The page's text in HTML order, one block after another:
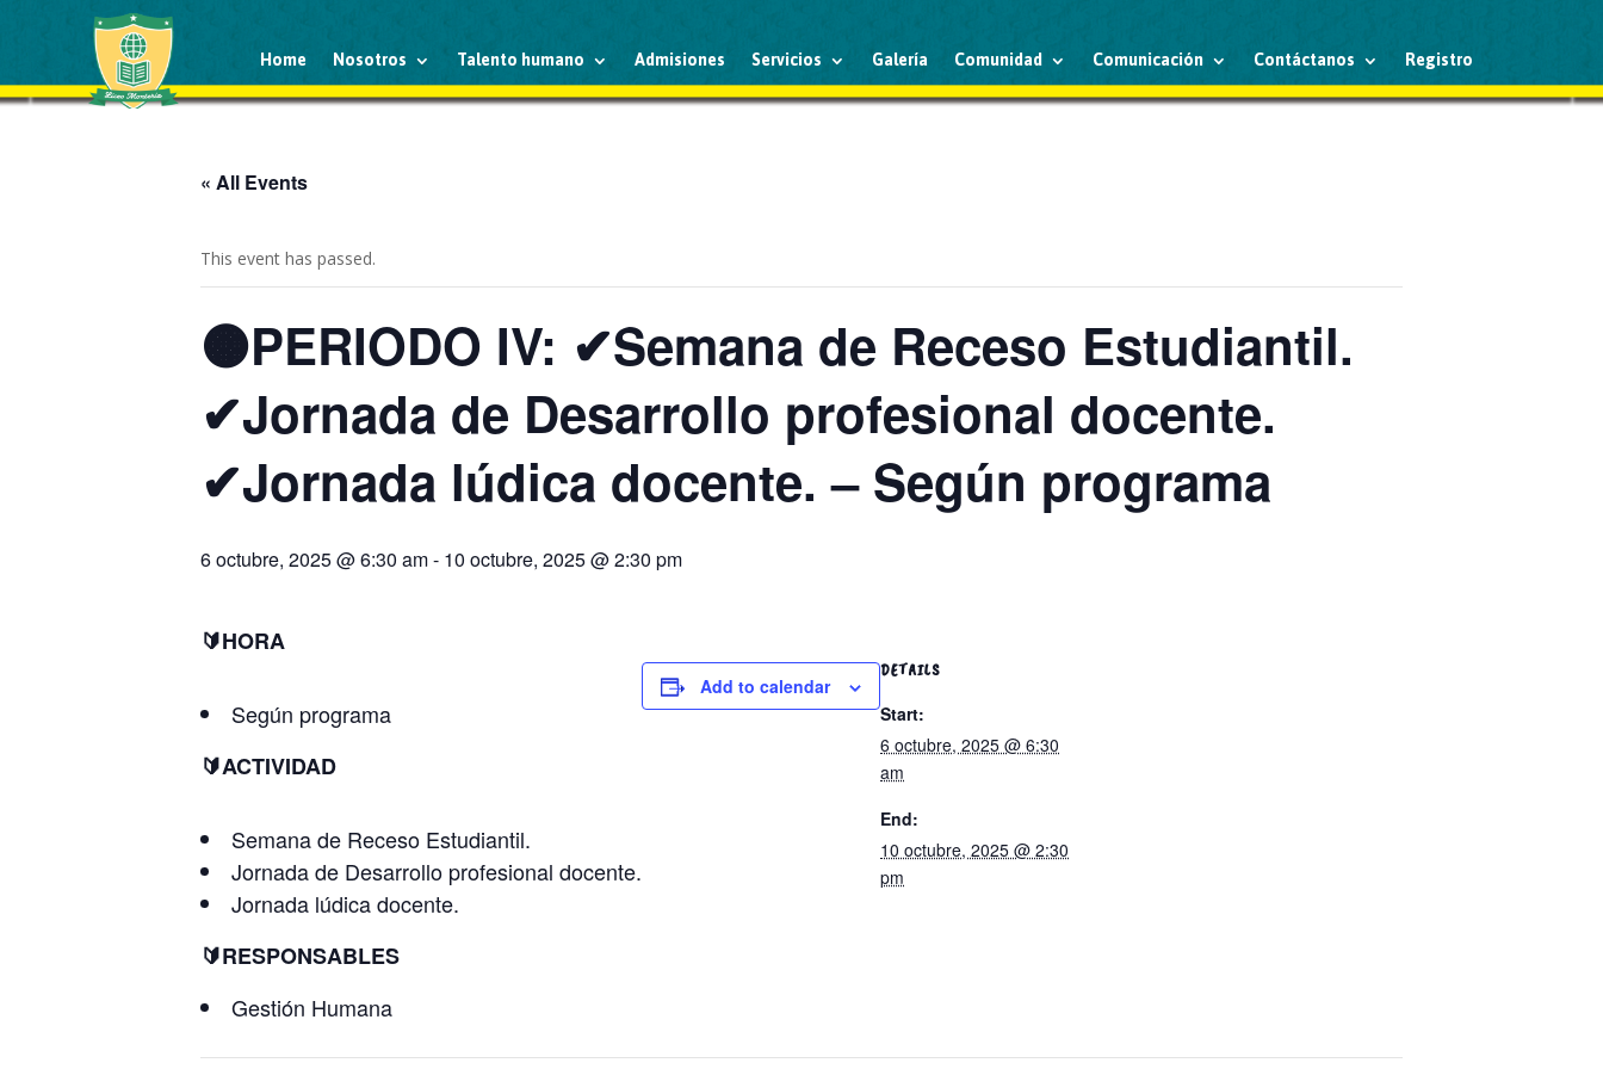
Home Nosotros Talento humano Admisiones Servicios Galería Comunidad Comunicación Contáctanos Registro
« All Events
This event has passed.
🟠PERIODO IV: ✔Semana de Receso Estudiantil.
✔Jornada de Desarrollo profesional docente.
✔Jornada lúdica docente. – Según programa
6 octubre, 2025 @ 6:30 am- 10 octubre, 2025 @ 2:30 pm
🔰HORA
Según programa
🔰ACTIVIDAD
Semana de Receso Estudiantil.
Jornada de Desarrollo profesional docente.
Jornada lúdica docente.
🔰RESPONSABLES
Gestión Humana
Add to calendar
DETAILS
Start:
6 octubre, 2025 @ 6:30
am
End:
10 octubre, 2025 @ 2:30
pm